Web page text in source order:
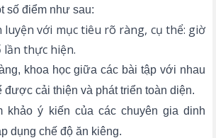
số điểm như sau:
luyện với mục tiêu rõ ràng, cụ thể: giờ
lần thực hiện.
khoa học giữa các bài tập với nhau
được cải thiện và phát triển toàn diện.
khảo ý kiến của các chuyên gia dinh
dụng chế độ ăn kiêng.